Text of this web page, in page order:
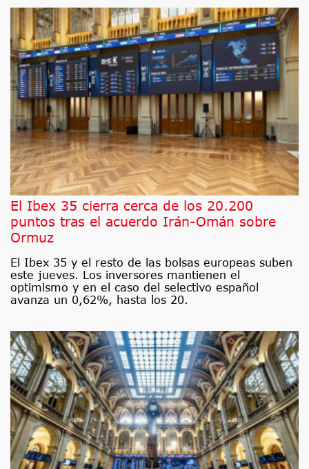
El Ibex 35 cierra cerca de los 20.200
puntos tras el acuerdo Irán-Omán sobre
Ormuz
El Ibex 35 y el resto de las bolsas europeas suben
este jueves. Los inversores mantienen el
optimismo y en el caso del selectivo español
avanza un 0,62%, hasta los 20.